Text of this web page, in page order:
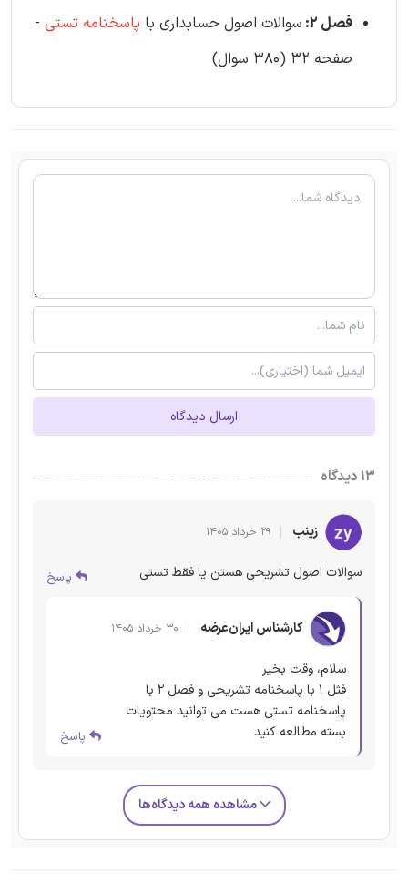
فصل 2: سوالات اصول حسابداری با پاسخنامه تستی -
صفحه 32 (380 سوال)
ارسال دیدگاه
۱۳ دیدگاه
زینب ۲۹ خرداد ۱۴۰۵
سوالات اصول تشریحی هستن یا فقط تستی پاسخ
کارشناس ایران‌عرضه ۳۰ خرداد ۱۴۰۵
سلام، وقت بخیر
فثل 1 با پاسخنامه تشریحی و فصل 2 با
پاسخنامه تستی هست می توانید محتویات
بسته مطالعه کنید
پاسخ
مشاهده همه دیدگاه‌ها